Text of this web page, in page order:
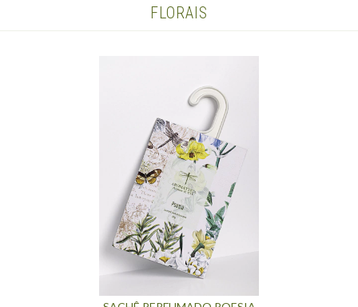
FLORAIS